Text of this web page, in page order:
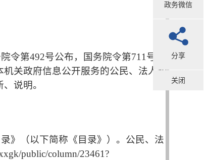
令第492号公布，国务院令第711号修
关政府信息公开服务的公民、法人和
说明。
》（以下简称《目录》）。公民、法
public/column/23461?
政务微信
分享
关闭